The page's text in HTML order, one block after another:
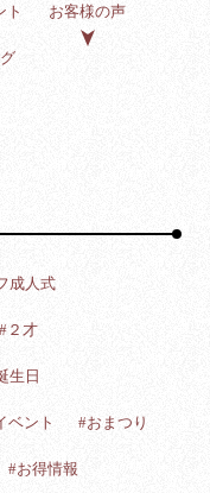
ト お客様の声
成人式
#２才
生日
ベント #おまつり
#お得情報